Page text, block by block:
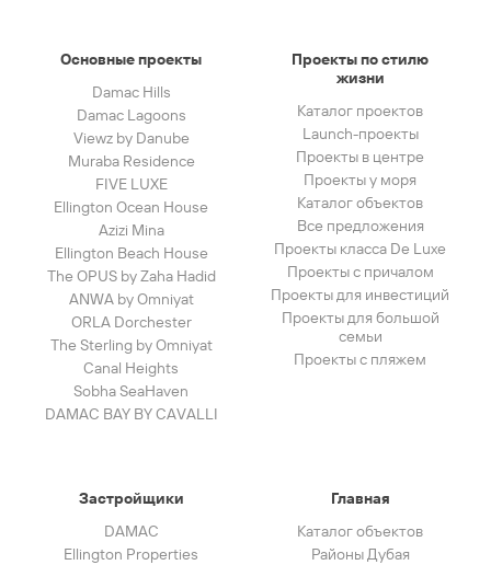
Основные проекты
Damac Hills
Damac Lagoons
Viewz by Danube
Muraba Residence
FIVE LUXE
Ellington Ocean House
Azizi Mina
Ellington Beach House
The OPUS by Zaha Hadid
ANWA by Omniyat
ORLA Dorchester
The Sterling by Omniyat
Canal Heights
Sobha SeaHaven
DAMAC BAY BY CAVALLI
Проекты по стилю
жизни
Каталог проектов
Launch-проекты
Проекты в центре
Проекты у моря
Каталог объектов
Все предложения
Проекты класса De Luxe
Проекты с причалом
Проекты для инвестиций
Проекты для большой
семьи
Проекты с пляжем
Застройщики
DAMAC
Ellington Properties
Главная
Каталог объектов
Районы Дубая